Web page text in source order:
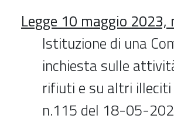
Legge 10 maggio 2023,
Istituzione di una
inchiesta sulle
rifiuti e su altri
n.115 del 18-05-